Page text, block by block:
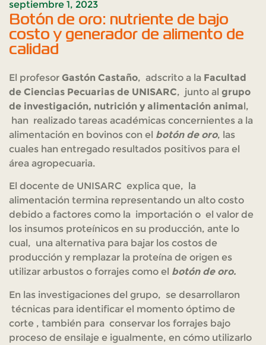
septiembre 1, 2023
Botón de oro: nutriente de bajo
costo y generador de alimento de
calidad
El profesor Gastón Castaño, adscrito a la Facultad
de Ciencias Pecuarias de UNISARC, junto al grupo
de investigación, nutrición y alimentación animal,
han realizado tareas académicas concernientes a la
alimentación en bovinos con el botón de oro, las
cuales han entregado resultados positivos para el
área agropecuaria.
El docente de UNISARC explica que, la
alimentación termina representando un alto costo
debido a factores como la importación o el valor de
los insumos proteínicos en su producción, ante lo
cual, una alternativa para bajar los costos de
producción y remplazar la proteína de origen es
utilizar arbustos o forrajes como el botón de oro.
En las investigaciones del grupo, se desarrollaron
técnicas para identificar el momento óptimo de
corte , también para conservar los forrajes bajo
proceso de ensilaje e igualmente, en cómo utilizarlo